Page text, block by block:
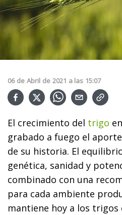
06 de Abril de 2021 a las 15:07
El crecimiento del trigo
grabado a fuego el
de su historia. El
genética, sanidad y
combinado con una
para cada ambiente
mantiene hoy a los trigos